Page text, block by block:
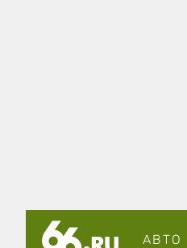
АВТО